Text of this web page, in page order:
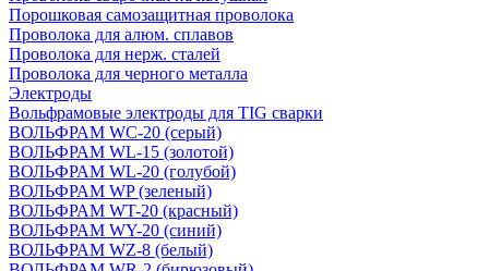
Порошковая самозащитная проволока
Проволока для алюм. сплавов
Проволока для нерж. сталей
Проволока для черного металла
Электроды
Вольфрамовые электроды для TIG сварки
ВОЛЬФРАМ WC-20 (серый)
ВОЛЬФРАМ WL-15 (золотой)
ВОЛЬФРАМ WL-20 (голубой)
ВОЛЬФРАМ WP (зеленый)
ВОЛЬФРАМ WT-20 (красный)
ВОЛЬФРАМ WY-20 (синий)
ВОЛЬФРАМ WZ-8 (белый)